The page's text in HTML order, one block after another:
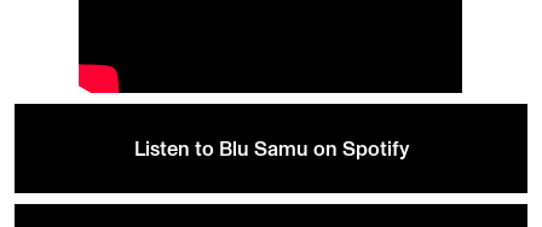
Listen to Blu Samu on Spotify